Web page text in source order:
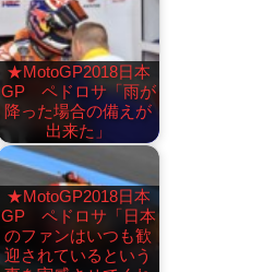
★MotoGP2018日本
GP ペドロサ「雨が
降った場合の備えが
出来た」
★MotoGP2018日本
GP ペドロサ「日本
のファンはいつも歓
迎されているという